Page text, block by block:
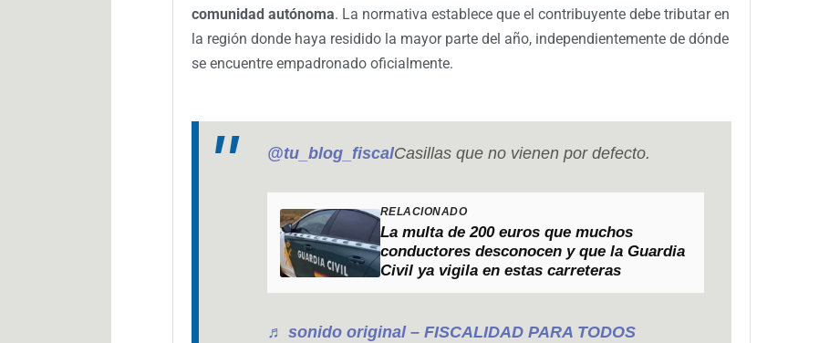
comunidad autónoma. La normativa establece que el contribuyente debe tributar en
la región donde haya residido la mayor parte del año, independientemente de dónde
se encuentre empadronado oficialmente.
@tu_blog_fiscalCasillas que no vienen por defecto.
RELACIONADO
La multa de 200 euros que muchos
conductores desconocen y que la Guardia
Civil ya vigila en estas carreteras
♬ sonido original – FISCALIDAD PARA TODOS